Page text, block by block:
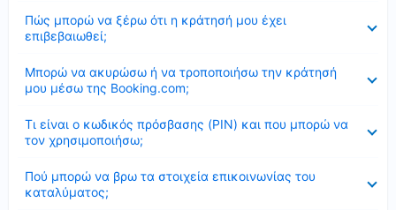
Πώς μπορώ να ξέρω ότι η κράτησή μου έχει
επιβεβαιωθεί;
Μπορώ να ακυρώσω ή να τροποποιήσω την κράτησή
μου μέσω της Booking.com;
Τι είναι ο κωδικός πρόσβασης (PIN) και που μπορώ να
τον χρησιμοποιήσω;
Πού μπορώ να βρω τα στοιχεία επικοινωνίας του
καταλύματος;